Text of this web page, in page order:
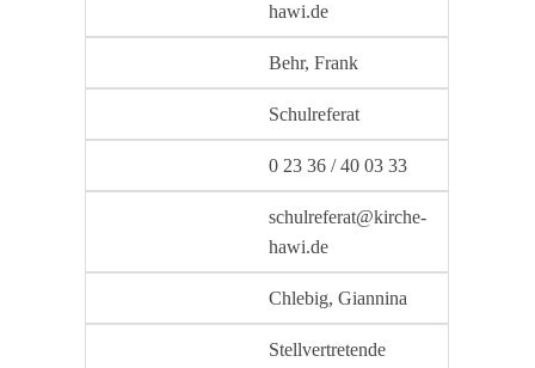
hawi.de
Behr, Frank
Schulreferat
0 23 36 / 40 03 33
schulreferat@kirche-
hawi.de
Chlebig, Giannina
Stellvertretende